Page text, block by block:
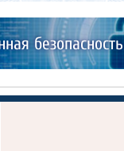
безопасность